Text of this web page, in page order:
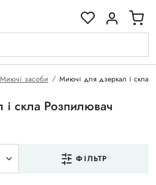
Миючі засоби Миючі для дзеркал і скла
скла Розпилювач
ФІЛЬТР